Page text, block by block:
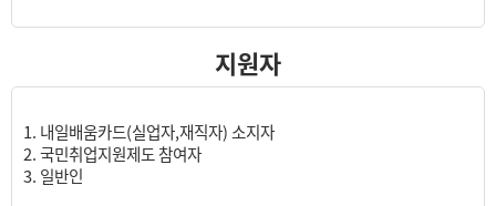
지원자
1. 내일배움카드(실업자,재직자) 소지자
2. 국민취업지원제도 참여자
3. 일반인